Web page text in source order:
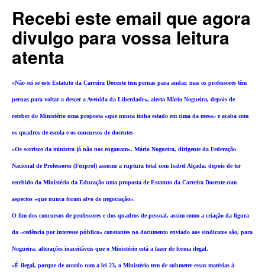
Recebi este email que agora
divulgo para vossa leitura
atenta
«Não sei se este Estatuto da Carreira Docente tem pernas para andar, mas os professores têm
pernas para voltar a descer a Avenida da Liberdade», alerta Mário Nogueira, depois de
receber do Ministério uma proposta «que nunca tinha estado em cima da mesa» e acaba com
os quadros de escola e os concursos de docentes
«Os sorrisos da ministra já não nos enganam». Mário Nogueira, dirigente da Federação
Nacional de Professores (Fenprof) assume a ruptura total com Isabel Alçada, depois de ter
recebido do Ministério da Educação uma proposta de Estatuto da Carreira Docente com
aspectos «que nunca foram alvo de negociação».
O fim dos concursos de professores e dos quadros de pessoal, assim como a criação da figura
da «cedência por interesse público» constantes no documento enviado aos sindicatos são, para
Nogueira, alterações inaceitáveis que o Ministério está a fazer de forma ilegal.
«É ilegal, porque de acordo com a lei 23, o Ministério tem de submeter essas matérias à